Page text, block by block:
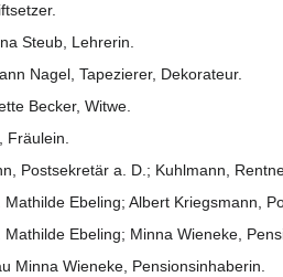
Steub, Lehrerin.
Nagel, Tapezierer, Dekorateur.
Becker, Witwe.
Fräulein.
Postsekretär a. D.; Kuhlmann,
Ebeling; Albert Kriegsmann,
Ebeling; Minna Wieneke,
Minna Wieneke, Pensionsinhaberin.